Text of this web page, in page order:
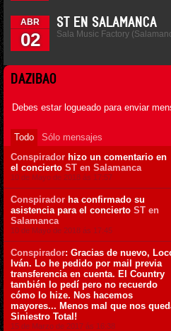
ABR
02
ST EN SALAMANCA
Sala Music Factory
DAZIBAO
Debes estar logueado para enviar
Todo
Sólo mensajes
Conspirador hizo un comentario en
el concierto ST en Salamanca
10 de Mayo de 2018 ás 17:57
Conspirador ha confirmado su
asistencia para el concierto ST en
Salamanca
10 de Mayo de 2018 ás 17:45
Conspirador: Gracias de nuevo,
Iván. Lo he pedido por mail previa
transferencia en cuenta. El Country
también lo pedí pero no recuerdo
cómo lo hize. Nos hacemos
mayores... Menos mal que nos
Siniestro Total!
15 de Marzo de 2017 ás 16:38